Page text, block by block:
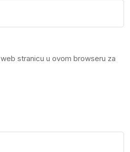
stranicu u ovom browseru za